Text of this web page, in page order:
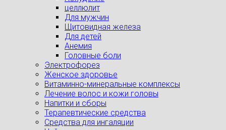
целлюлит
Для мужчин
Щитовидная железа
Для детей
Анемия
Головные боли
Электрофорез
Женское здоровье
Витаминно-минеральные комплексы
Лечение волос и кожи головы
Напитки и сборы
Терапевтические средства
Средства для ингаляции